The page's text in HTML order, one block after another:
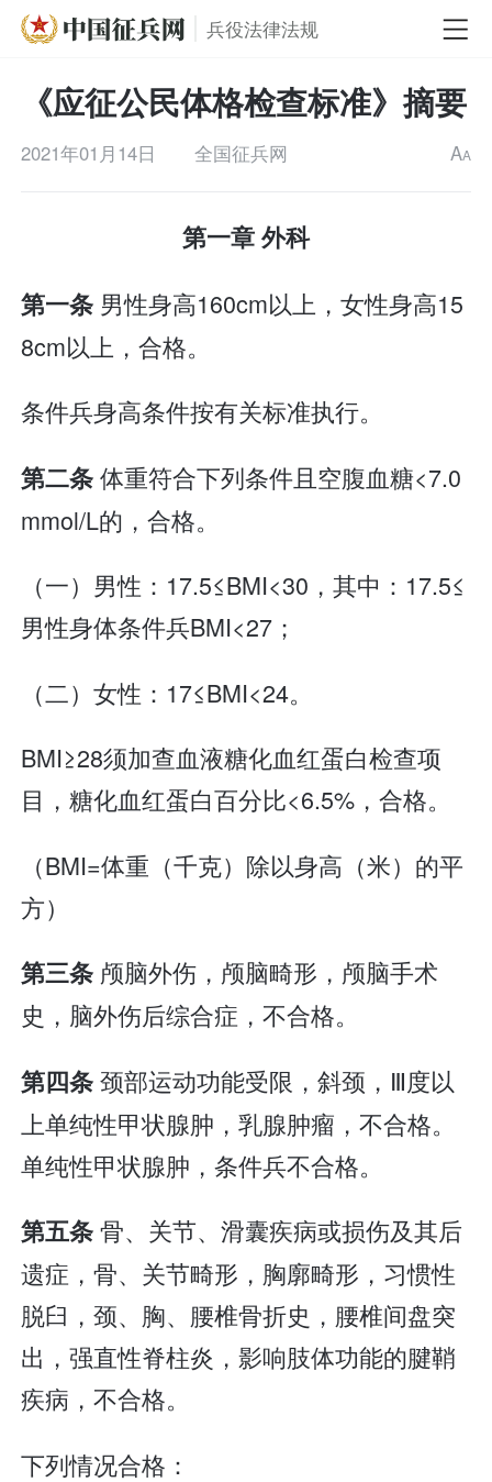
兵役法律法规
《应征公民体格检查标准》摘要
2021年01月14日 全国征兵网 AA
第一章 外科
第一条 男性身高160cm以上，女性身高15
8cm以上，合格。
条件兵身高条件按有关标准执行。
第二条体重符合下列条件且空腹血糖<7.0
mmol/L的，合格。
（一）男性：17.5≤BMI<30，其中：17.5≤
男性身体条件兵BMI<27；
（二）女性：17≤BMI<24。
BMI≥28须加查血液糖化血红蛋白检查项
目，糖化血红蛋白百分比<6.5%，合格。
（BMI=体重（千克）除以身高（米）的平
方）
第三条 颅脑外伤，颅脑畸形，颅脑手术
史，脑外伤后综合症，不合格。
第四条颈部运动功能受限，斜颈，Ⅲ度以
上单纯性甲状腺肿，乳腺肿瘤，不合格。
单纯性甲状腺肿，条件兵不合格。
第五条骨、关节、滑囊疾病或损伤及其后
遗症，骨、关节畸形，胸廓畸形，习惯性
脱臼，颈、胸、腰椎骨折史，腰椎间盘突
出，强直性脊柱炎，影响肢体功能的腱鞘
疾病，不合格。
下列情况合格：